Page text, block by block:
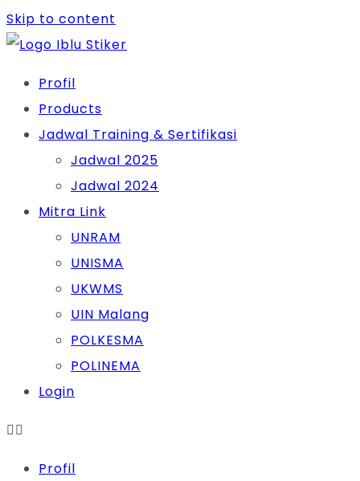
Skip to content
Profil
Products
Jadwal Training & Sertifikasi
Jadwal 2025
Jadwal 2024
Mitra Link
UNRAM
UNISMA
UKWMS
UIN Malang
POLKESMA
POLINEMA
Login
Profil